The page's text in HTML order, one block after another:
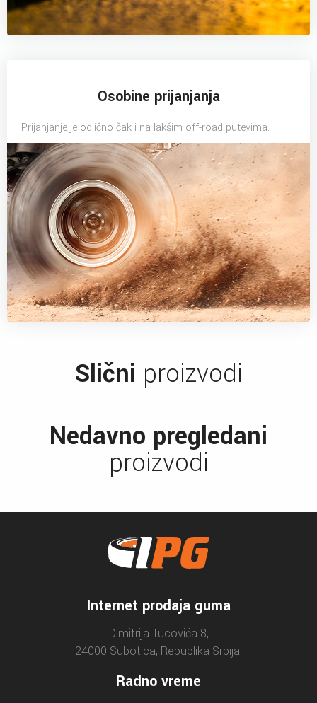
Osobine prijanjanja
Prijanjanje je odlično čak i na lakšim off-road putevima.
Slični proizvodi
Nedavno pregledani
proizvodi
Internet prodaja guma
Dimitrija Tucovića 8,
24000 Subotica, Republika Srbija.
Radno vreme